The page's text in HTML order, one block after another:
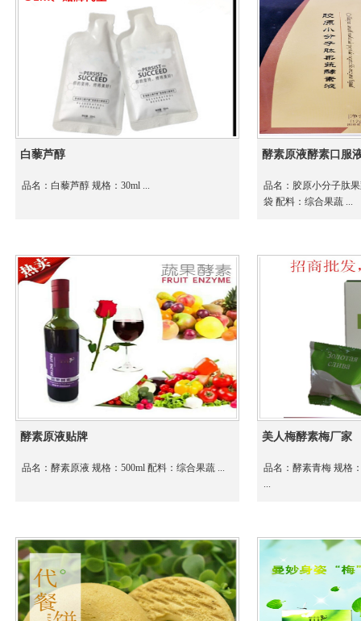
白藜芦醇
品名：白藜芦醇 规格：30ml ...
酵素原液酵素口服
品名：胶原小分子肽
袋 配料：综合果蔬 ...
酵素原液贴牌
品名：酵素原液 规格：500ml 配料：综合果蔬 ...
美人梅酵素梅厂家
品名：酵素青梅 规格
...